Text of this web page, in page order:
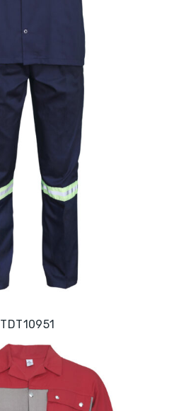
TDT10951